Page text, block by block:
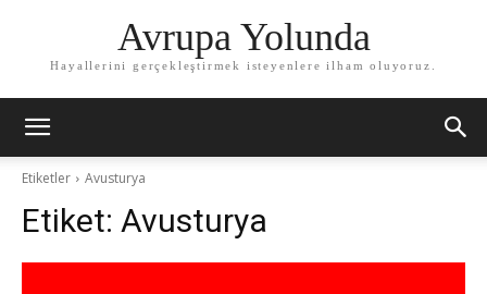
Avrupa Yolunda
Hayallerini gerçekleştirmek isteyenlere ilham oluyoruz.
Etiketler Avusturya
Etiket: Avusturya